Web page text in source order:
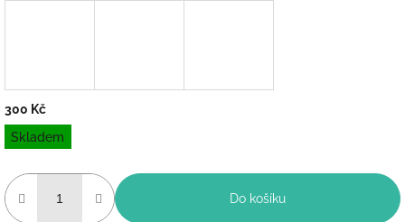
300 Kč
Měrná
cena:
Skladem
Do košíku